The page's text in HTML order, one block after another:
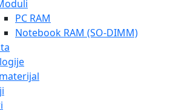
PC RAM
Notebook RAM (SO-DIMM)